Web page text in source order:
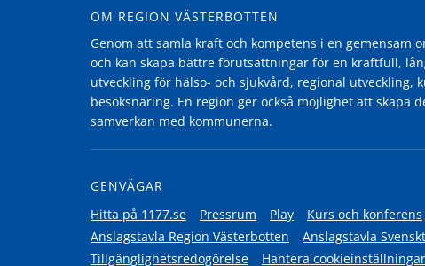
OM REGION VÄSTERBOTTEN
Genom att samla kraft och kompetens i en gemensam
och kan skapa bättre förutsättningar för en kraftfull,
utveckling för hälso- och sjukvård, regional utveckling,
besöksnäring. En region ger också möjlighet att skapa
samverkan med kommunerna.
GENVÄGAR
Hitta på 1177.se
Pressrum Play Kurs och konferens
Anslagstavla Region Västerbotten
Anslagstavla
Tillgänglighetsredogörelse
Hantera cookieinställningar